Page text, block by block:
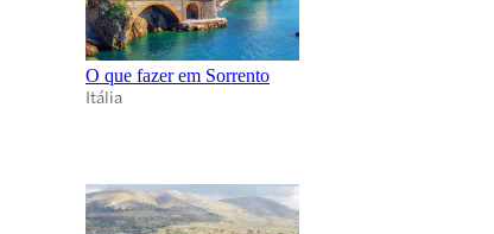
O que fazer em Sorrento
Itália